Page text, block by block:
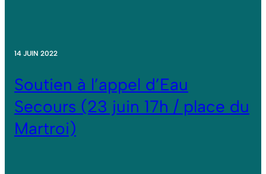
14 JUIN 2022
Soutien à l’appel d’Eau
Secours (23 juin 17h / place du
Martroi)